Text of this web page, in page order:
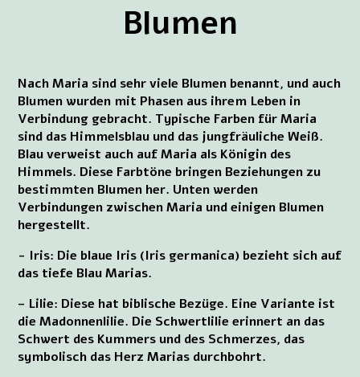
Blumen
Nach Maria sind sehr viele Blumen benannt, und auch
Blumen wurden mit Phasen aus ihrem Leben in
Verbindung gebracht. Typische Farben für Maria
sind das Himmelsblau und das jungfräuliche Weiß.
Blau verweist auch auf Maria als Königin des
Himmels. Diese Farbtöne bringen Beziehungen zu
bestimmten Blumen her. Unten werden
Verbindungen zwischen Maria und einigen Blumen
hergestellt.
- Iris: Die blaue Iris (Iris germanica) bezieht sich auf
das tiefe Blau Marias.
– Lilie: Diese hat biblische Bezüge. Eine Variante ist
die Madonnenlilie. Die Schwertlilie erinnert an das
Schwert des Kummers und des Schmerzes, das
symbolisch das Herz Marias durchbohrt.